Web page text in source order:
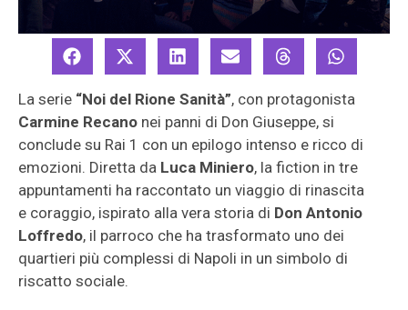
La serie “Noi del Rione Sanità”, con protagonista
Carmine Recano nei panni di Don Giuseppe, si
conclude su Rai 1 con un epilogo intenso e ricco di
emozioni. Diretta da Luca Miniero, la fiction in tre
appuntamenti ha raccontato un viaggio di rinascita
e coraggio, ispirato alla vera storia di Don Antonio
Loffredo, il parroco che ha trasformato uno dei
quartieri più complessi di Napoli in un simbolo di
riscatto sociale.